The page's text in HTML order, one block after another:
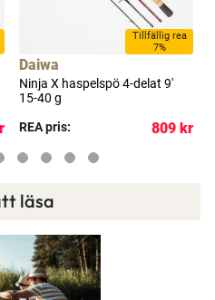
Tillfällig rea
7%
Daiwa
Ninja X haspelspö 4-delat 9'
15-40 g
REA pris:
809 kr
läsa